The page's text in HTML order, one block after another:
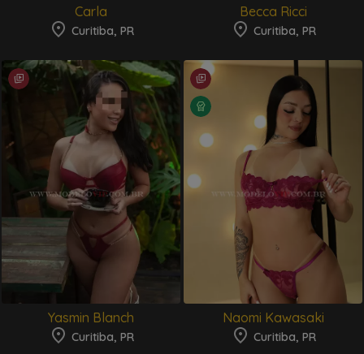
Carla
Curitiba, PR
Becca Ricci
Curitiba, PR
Yasmin Blanch
Curitiba, PR
Naomi Kawasaki
Curitiba, PR